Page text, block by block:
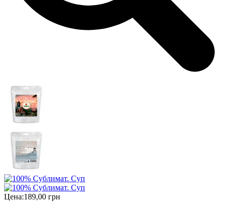
Цена:189,00 грн